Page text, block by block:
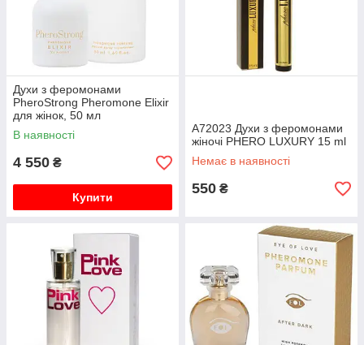
Духи з феромонами
PheroStrong Pheromone Elixir
для жінок, 50 мл
В наявності
4 550 ₴
Купити
A72023 Духи з феромонами
жіночі PHERO LUXURY 15 ml
Немає в наявності
550 ₴